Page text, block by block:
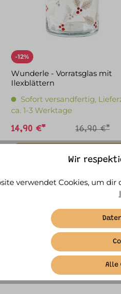
-12%
Wunderle - Vorratsglas mit
Ilexblättern
Sofort versandfertig,
ca. 1-3 Werktage
14,90 €* 16,90 €*
Wir
verwendet Cookies, um
Alle